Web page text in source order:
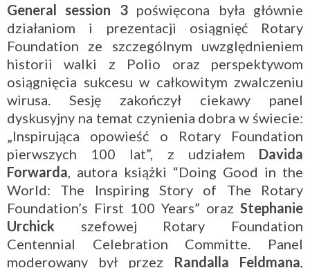
General session 3poświęcona była głównie
działaniom i prezentacji osiągnięć Rotary
Foundation ze szczególnym uwzględnieniem
historii walki z Polio oraz perspektywom
osiągnięcia sukcesu w całkowitym zwalczeniu
wirusa. Sesję zakończył ciekawy panel
dyskusyjny na temat czynienia dobra w świecie:
„Inspirująca opowieść o Rotary Foundation
pierwszych 100 lat”, z udziałem Davida
Forwarda , autora książki “Doing Good in the
World: The Inspiring Story of The Rotary
Foundation’s First 100 Years” oraz Stephanie
Urchick szefowej Rotary Foundation
Centennial Celebration Committe. Panel
moderowany był przez Randalla Feldmana